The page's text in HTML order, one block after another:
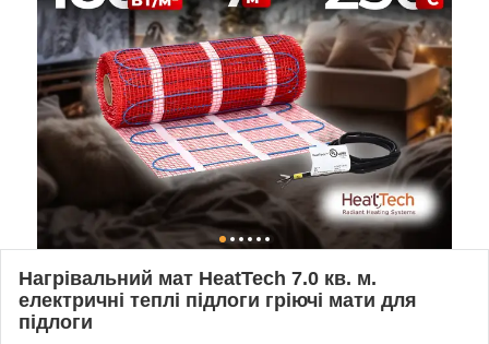
Нагрівальний мат HeatTech 7.0 кв. м.
електричні теплі підлоги гріючі мати для
підлоги